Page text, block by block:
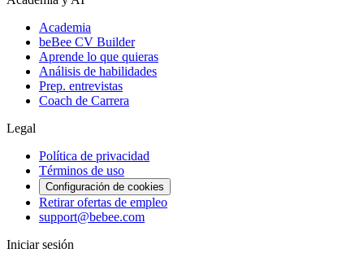
Academia
beBee CV Builder
Aprende lo que quieras
Análisis de habilidades
Prep. entrevistas
Coach de Carrera
Legal
Política de privacidad
Términos de uso
Configuración de cookies
Retirar ofertas de empleo
support@bebee.com
Iniciar sesión